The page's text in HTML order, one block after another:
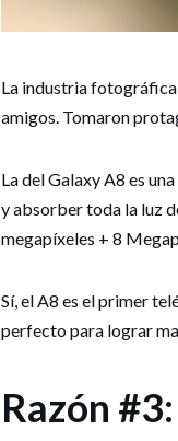
La industria
amigos. Tomaron
La del Galaxy A8 es
y absorber toda la luz
megapíxeles + 8
Sí, el A8 es el primer
perfecto para lograr
Razón